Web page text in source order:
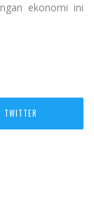
ekonomi ini
TWITTER